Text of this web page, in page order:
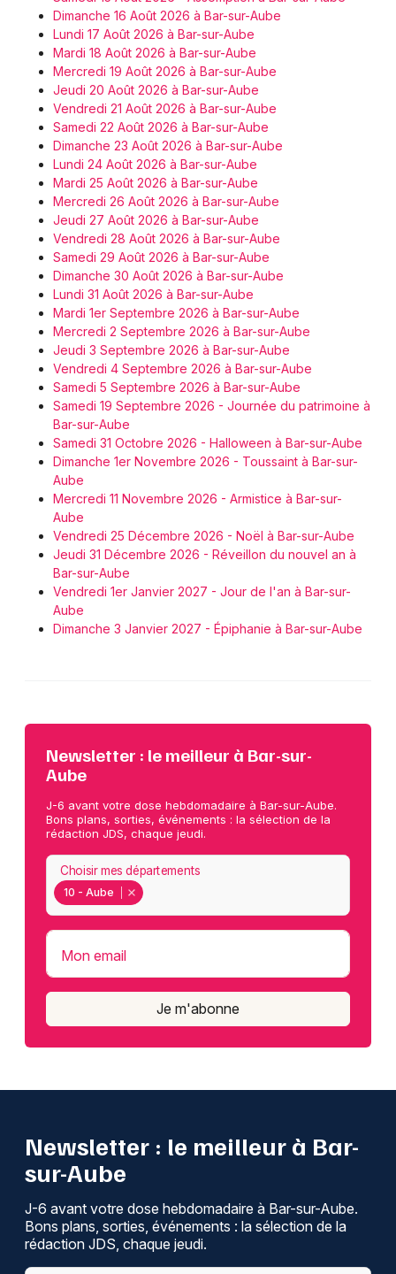
Dimanche 16 Août 2026 à Bar-sur-Aube
Lundi 17 Août 2026 à Bar-sur-Aube
Mardi 18 Août 2026 à Bar-sur-Aube
Mercredi 19 Août 2026 à Bar-sur-Aube
Jeudi 20 Août 2026 à Bar-sur-Aube
Vendredi 21 Août 2026 à Bar-sur-Aube
Samedi 22 Août 2026 à Bar-sur-Aube
Dimanche 23 Août 2026 à Bar-sur-Aube
Lundi 24 Août 2026 à Bar-sur-Aube
Mardi 25 Août 2026 à Bar-sur-Aube
Mercredi 26 Août 2026 à Bar-sur-Aube
Jeudi 27 Août 2026 à Bar-sur-Aube
Vendredi 28 Août 2026 à Bar-sur-Aube
Samedi 29 Août 2026 à Bar-sur-Aube
Dimanche 30 Août 2026 à Bar-sur-Aube
Lundi 31 Août 2026 à Bar-sur-Aube
Mardi 1er Septembre 2026 à Bar-sur-Aube
Mercredi 2 Septembre 2026 à Bar-sur-Aube
Jeudi 3 Septembre 2026 à Bar-sur-Aube
Vendredi 4 Septembre 2026 à Bar-sur-Aube
Samedi 5 Septembre 2026 à Bar-sur-Aube
Samedi 19 Septembre 2026 - Journée du patrimoine à
Bar-sur-Aube
Samedi 31 Octobre 2026 - Halloween à Bar-sur-Aube
Dimanche 1er Novembre 2026 - Toussaint à Bar-sur-
Aube
Mercredi 11 Novembre 2026 - Armistice à Bar-sur-
Aube
Vendredi 25 Décembre 2026 - Noël à Bar-sur-Aube
Jeudi 31 Décembre 2026 - Réveillon du nouvel an à
Bar-sur-Aube
Vendredi 1er Janvier 2027 - Jour de l'an à Bar-sur-
Aube
Dimanche 3 Janvier 2027 - Épiphanie à Bar-sur-Aube
Newsletter : le meilleur à Bar-sur-
Aube
J-6 avant votre dose hebdomadaire à Bar-sur-Aube.
Bons plans, sorties, événements : la sélection de la
rédaction JDS, chaque jeudi.
10 - Aube
Choisir mes départements
Mon email
Je m'abonne
Newsletter : le meilleur à Bar-
sur-Aube
J-6 avant votre dose hebdomadaire à Bar-sur-Aube.
Bons plans, sorties, événements : la sélection de la
rédaction JDS, chaque jeudi.